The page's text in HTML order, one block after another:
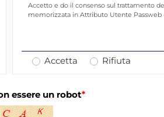
Accetto e do il consenso sul trattamento
memorizzata in Attributo Utente
Accetta Rifiuta
essere un robot*